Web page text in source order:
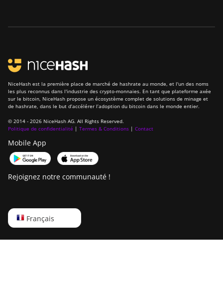
NiceHash est la première place de marché de hashrate au monde, et l'un des noms
les plus reconnus dans l'industrie des crypto-monnaies. En tant que plateforme axée
sur le bitcoin, NiceHash propose un écosystème complet de solutions de minage et
de hashrate, dans le but d’accélérer l’adoption du bitcoin dans le monde entier.
© 2014 - 2026 NiceHash AG. All Rights Reserved.
Politique de confidentialité | Termes & Conditions | Contact
Mobile App
Rejoignez notre communauté !
Français
English